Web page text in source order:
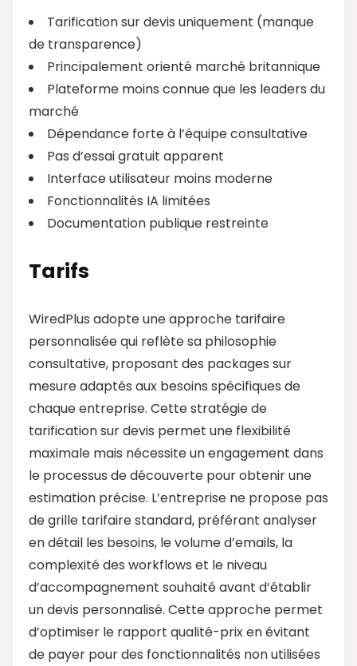
Tarification sur devis uniquement (manque
de transparence)
Principalement orienté marché britannique
Plateforme moins connue que les leaders du
marché
Dépendance forte à l’équipe consultative
Pas d’essai gratuit apparent
Interface utilisateur moins moderne
Fonctionnalités IA limitées
Documentation publique restreinte
Tarifs
WiredPlus adopte une approche tarifaire
personnalisée qui reflète sa philosophie
consultative, proposant des packages sur
mesure adaptés aux besoins spécifiques de
chaque entreprise. Cette stratégie de
tarification sur devis permet une flexibilité
maximale mais nécessite un engagement dans
le processus de découverte pour obtenir une
estimation précise. L’entreprise ne propose pas
de grille tarifaire standard, préférant analyser
en détail les besoins, le volume d’emails, la
complexité des workflows et le niveau
d’accompagnement souhaité avant d’établir
un devis personnalisé. Cette approche permet
d’optimiser le rapport qualité-prix en évitant
de payer pour des fonctionnalités non utilisées